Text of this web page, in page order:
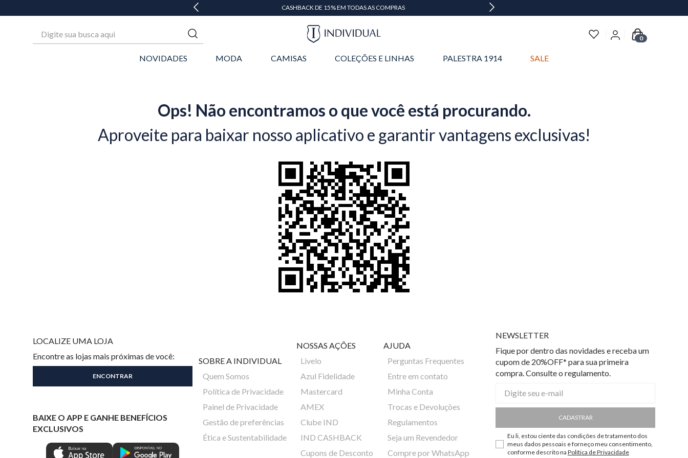
CASHBACK DE 15% EM TODAS AS COMPRAS
0
NOVIDADES MODA CAMISAS COLEÇÕES E LINHAS PALESTRA 1914 SALE
Ops! Não encontramos o que você está procurando.
Aproveite para baixar nosso aplicativo e garantir vantagens exclusivas!
LOCALIZE UMA LOJA
Encontre as lojas mais próximas de você:
BAIXE O APP E GANHE BENEFÍCIOS
EXCLUSIVOS
SOBRE A INDIVIDUAL
Quem Somos
Política de Privacidade
Painel de Privacidade
Gestão de preferências
Ética e Sustentabilidade
NOSSAS AÇÕES
Livelo
Azul Fidelidade
Mastercard
AMEX
Clube IND
IND CASHBACK
Cupons de Desconto
AJUDA
Perguntas Frequentes
Entre em contato
Minha Conta
Trocas e Devoluções
Regulamentos
Seja um Revendedor
Compre por WhatsApp
NEWSLETTER
Fique por dentro das novidades e receba um
cupom de 20%OFF* para sua primeira
compra. Consulte o regulamento.
CADASTRAR
Eu li, estou ciente das condições de tratamento dos
meus dados pessoais e forneço meu consentimento,
conforme descrito na Política de Privacidade